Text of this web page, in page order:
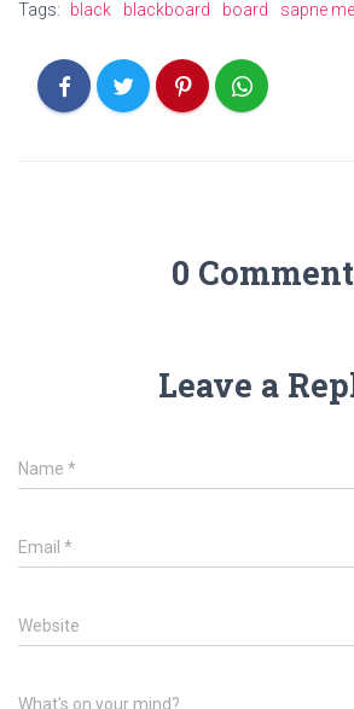
Tags: black blackboard board sapne
0
Leave a
Name *
Email *
Website
What's on your mind?